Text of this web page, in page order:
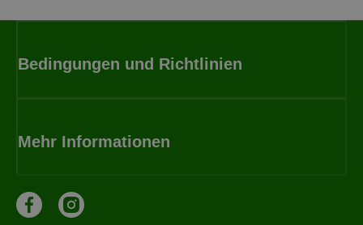
Bedingungen und Richtlinien
Mehr Informationen